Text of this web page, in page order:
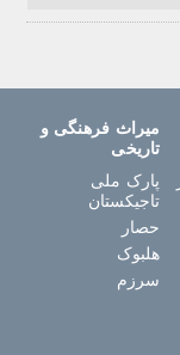
میراث فرهنگی و
تاریخی
پارک ملی
تاجیکستان
حصار
هلبوک
سرزم